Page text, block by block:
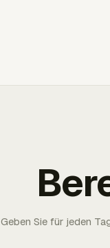
Geben Sie für jeden